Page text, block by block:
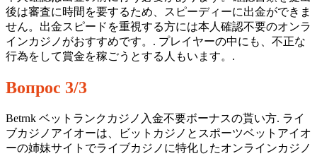
後は審査に時間を要するため、スピーディーに出金ができま
せん。出金スピードを重視する方には本人確認不要のオンラ
インカジノがおすすめです。. プレイヤーの中にも、不正な
行為をして賞金を稼ごうとする人もいます。.
Вопрос 3/3
Betrnk ベットランクカジノ入金不要ボーナスの貰い方. ライ
ブカジノアイオーは、ビットカジノとスポーツベットアイオ
ーの姉妹サイトでライブカジノに特化したオンラインカジノ